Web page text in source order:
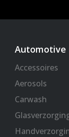
Automotive
Accessoires
Aerosols
Carwash